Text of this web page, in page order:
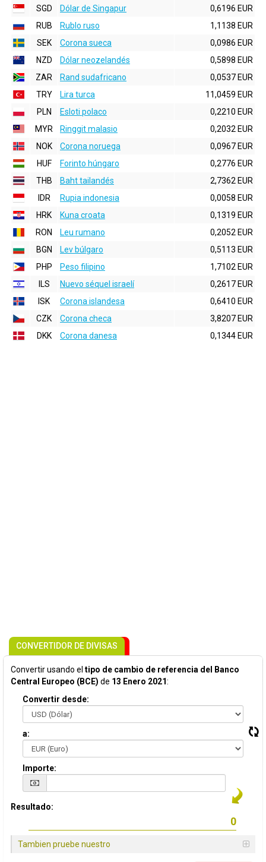
SGD
Dólar de Singapur
0,6196 EUR
RUB
Rublo ruso
1,1138 EUR
SEK
Corona sueca
0,0986 EUR
NZD
Dólar neozelandés
0,5898 EUR
ZAR
Rand sudafricano
0,0537 EUR
TRY
Lira turca
11,0459 EUR
PLN
Esloti polaco
0,2210 EUR
MYR
Ringgit malasio
0,2032 EUR
NOK
Corona noruega
0,0967 EUR
HUF
Forinto húngaro
0,2776 EUR
THB
Baht tailandés
2,7362 EUR
IDR
Rupia indonesia
0,0058 EUR
HRK
Kuna croata
0,1319 EUR
RON
Leu rumano
0,2052 EUR
BGN
Lev búlgaro
0,5113 EUR
PHP
Peso filipino
1,7102 EUR
ILS
Nuevo séquel israelí
0,2617 EUR
ISK
Corona islandesa
0,6410 EUR
CZK
Corona checa
3,8207 EUR
DKK
Corona danesa 0,1344 EUR
CONVERTIDOR DE DIVISAS
Convertir usando el tipo de cambio de referencia del Banco
Central Europeo (BCE) de 13 Enero 2021:
Convertir desde:
a:
Importe:
Resultado:
Tambien pruebe nuestro